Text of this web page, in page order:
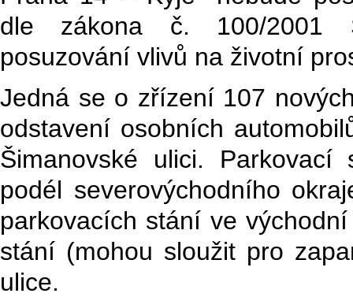
dle zákona č. 100/2001
posuzování vlivů na životní
Jedná se o zřízení 107
odstavení osobních
Šimanovské ulici.
podél severovýchodního
parkovacích stání ve
stání (mohou sloužit pro
ulice.